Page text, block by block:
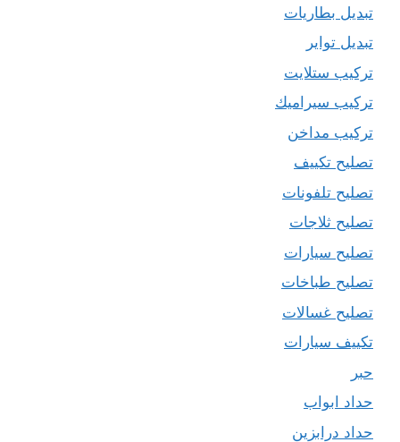
تبديل بطاريات
تبديل تواير
تركيب ستلايت
تركيب سيراميك
تركيب مداخن
تصليح تكييف
تصليح تلفونات
تصليح ثلاجات
تصليح سيارات
تصليح طباخات
تصليح غسالات
تكييف سيارات
حبر
حداد ابواب
حداد درابزين